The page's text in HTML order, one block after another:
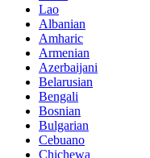
Lao
Albanian
Amharic
Armenian
Azerbaijani
Belarusian
Bengali
Bosnian
Bulgarian
Cebuano
Chichewa